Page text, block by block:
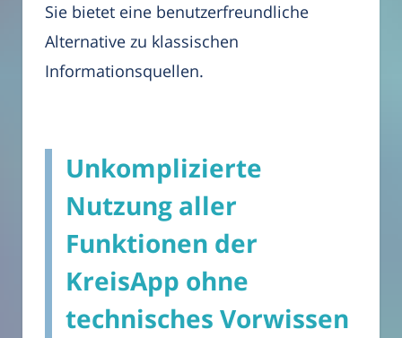
Sie bietet eine benutzerfreundliche
Alternative zu klassischen
Informationsquellen.
Unkomplizierte
Nutzung aller
Funktionen der
KreisApp ohne
technisches Vorwissen